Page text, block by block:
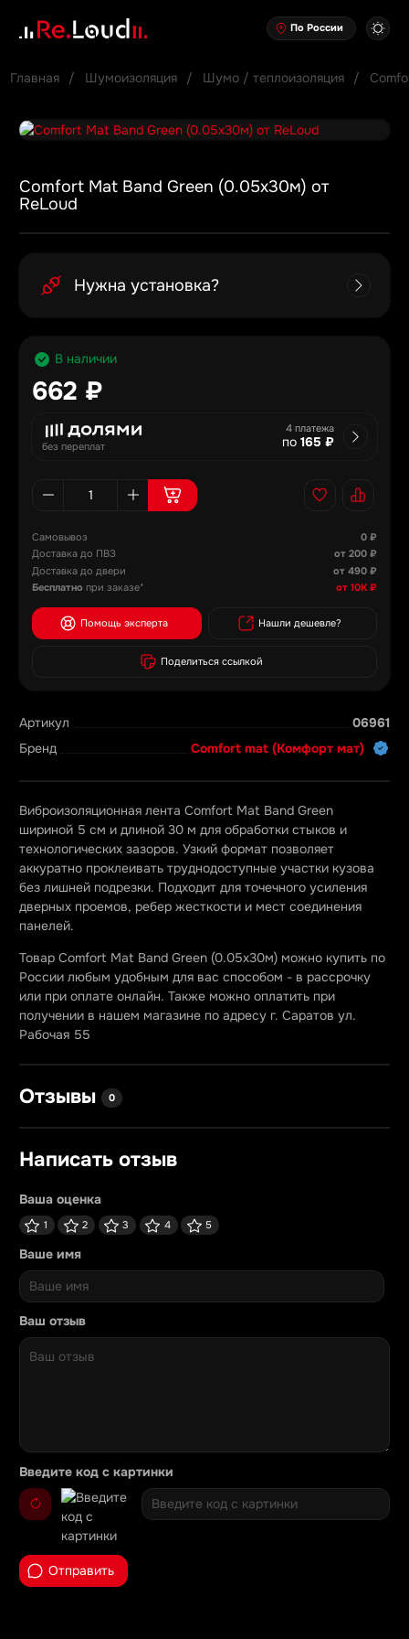
По России
Главная Шумоизоляция Шумо / теплоизоляция
Comfort Mat Band Green (0.05х30м) от
ReLoud
Артикул
06961
Бренд
Comfort mat (Комфорт мат)
Виброизоляционная лента Comfort Mat Band Green
шириной 5 см и длиной 30 м для обработки стыков и
технологических зазоров. Узкий формат позволяет
аккуратно проклеивать труднодоступные участки кузова
без лишней подрезки. Подходит для точечного усиления
дверных проемов, ребер жесткости и мест соединения
панелей.
Товар Comfort Mat Band Green (0.05х30м) можно купить по
России любым удобным для вас способом - в рассрочку
или при оплате онлайн. Также можно оплатить при
получении в нашем магазине по адресу г. Саратов ул.
Рабочая 55
Отзывы 0
Написать отзыв
Ваша оценка
1 2 3 4 5
Ваше имя
Ваш отзыв
Введите код с картинки
Отправить
Нужна установка?
В наличии
662 ₽
без переплат
4 платежа
по 165 ₽
Самовывоз
0 ₽
Доставка до ПВЗ
от 200 ₽
Доставка до двери
от 490 ₽
Бесплатно при заказе* от 10К ₽
Помощь эксперта Нашли дешевле?
Поделиться ссылкой